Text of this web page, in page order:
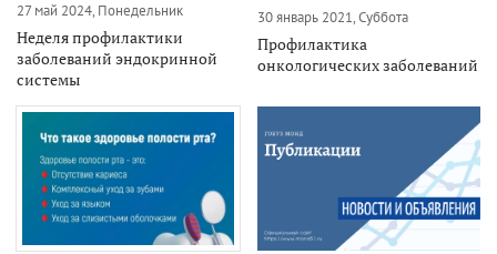
27 май 2024, Понедельник
Неделя профилактики
заболеваний эндокринной
системы
30 январь 2021, Суббота
Профилактика
онкологических заболеваний